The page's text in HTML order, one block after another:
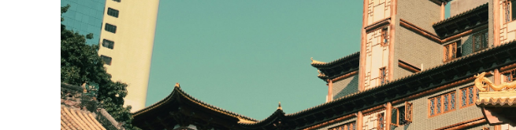
Ngôi chùa nổi tiếng với các bức tượng, La Hán Điện và ao Phóng Sinh.
của chính phủ và sự đóng góp của Phật tử. Bây giờ, ngôi chùa đã tân
danh lam thắng cảnh mới đã được thêm vào để xứng đáng với danh